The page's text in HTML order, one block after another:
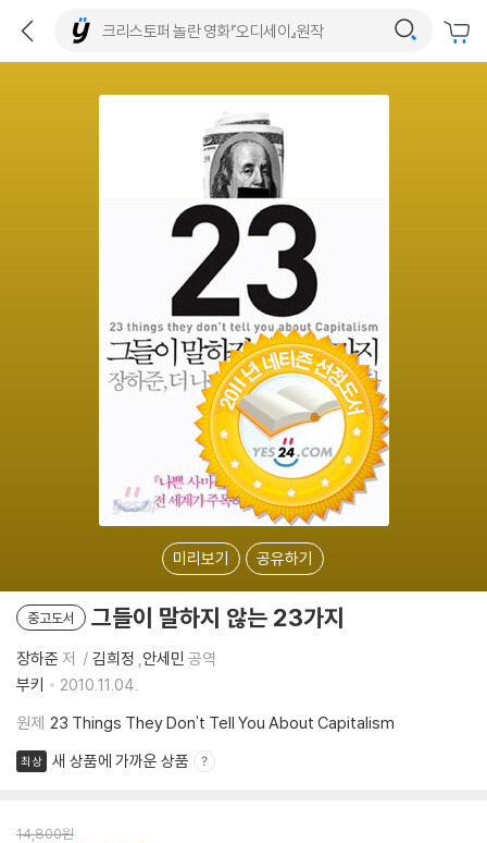
미리보기 공유하기
중고도서 그들이 말하지 않는 23가지
장하준 저 김희정 ,안세민 공역
부키
2010.11.04.
원제 23 Things They Don't Tell You About Capitalism
최상 새 상품에 가까운 상품
14,800원